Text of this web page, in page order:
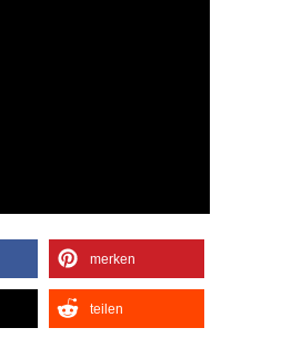
merken
teilen